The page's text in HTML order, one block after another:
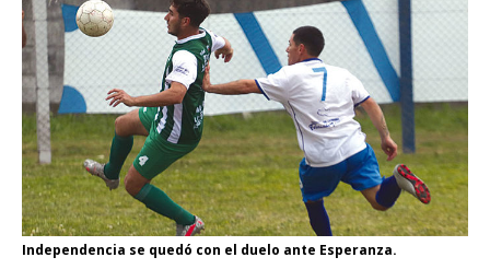
Independencia se quedó con el duelo ante Esperanza.